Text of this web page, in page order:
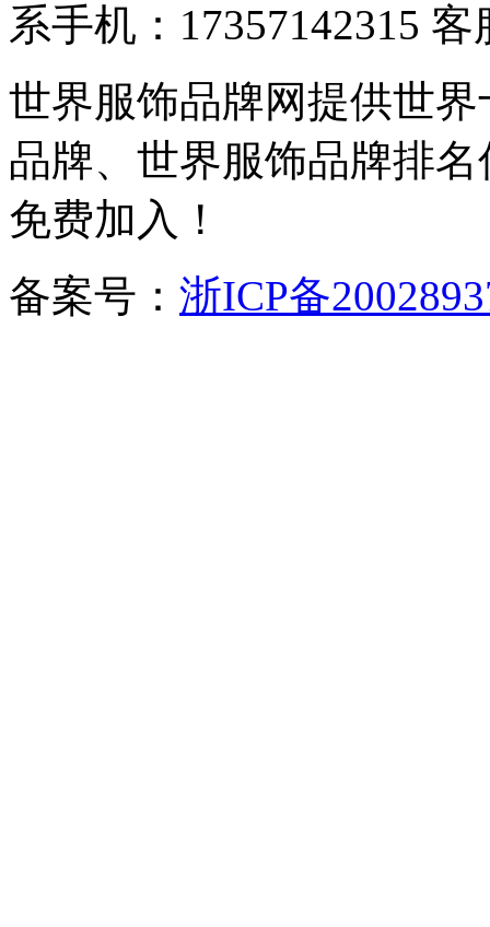
系手机：17357142315 客
世界服饰品牌网提供世
品牌、世界服饰品牌排
免费加入！
备案号： 浙ICP备